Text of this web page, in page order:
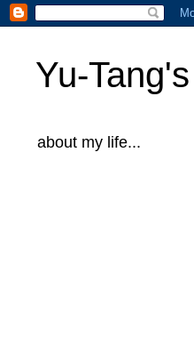
Yu-
about my life...